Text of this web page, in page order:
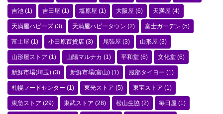
吉池 (1) 吉田屋 (1) 塩原屋 (1) 大阪屋 (6) 天満屋 (4)
天満屋ハピーズ (3) 天満屋ハピータウン (2) 富士ガーデン (5)
富士屋 (1) 小田原百貨店 (3) 尾張屋 (3) 山形屋 (3)
山形屋ストア (1) 山陽マルナカ (1) 平和堂 (6) 文化堂 (6)
新鮮市場(埼玉) (3) 新鮮市場(富山) (1) 服部タイヨー (1)
札幌フードセンター (1) 東光ストア (5) 東宝ストア (1)
東急ストア (29) 東武ストア (28) 松山生協 (2) 毎日屋 (1)